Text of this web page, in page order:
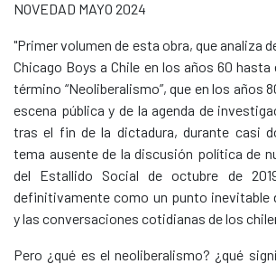
NOVEDAD MAYO 2024
"Primer volumen de esta obra, que analiza
Chicago Boys a Chile en los años 60
término “Neoliberalismo”, que en los años
escena pública y de la agenda de
tras el fin de la dictadura, durante casi
tema ausente de la discusión política de
del Estallido Social de octubre de
definitivamente como un punto inevitable
y las conversaciones cotidianas de los
Pero ¿qué es el neoliberalismo? ¿qué